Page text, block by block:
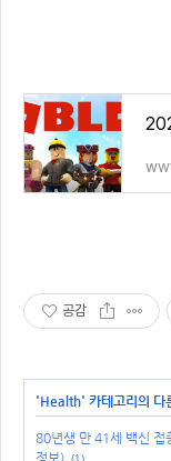
공감
'Health' 카테고리의 다
80년생 만 41세 백신 접
정보) (1)